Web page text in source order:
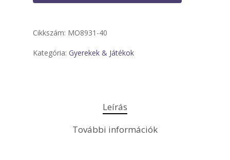
Cikkszám: MO8931-40
Kategória: Gyerekek & Játékok
Leírás
További információk